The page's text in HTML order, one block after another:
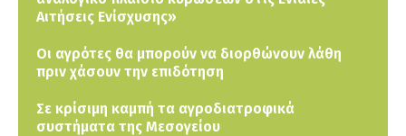
Αιτήσεις Ενίσχυσης»
Οι αγρότες θα μπορούν να διορθώνουν λάθη
πριν χάσουν την επιδότηση
Σε κρίσιμη καμπή τα αγροδιατροφικά
συστήματα της Μεσογείου